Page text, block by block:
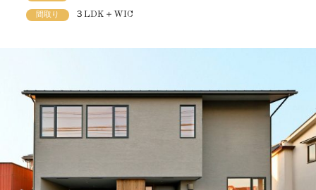
間取り ３LDK＋WIC